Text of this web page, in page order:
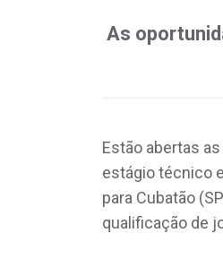
As
Estão abertas
estágio técnico
para Cubatão
qualificação de